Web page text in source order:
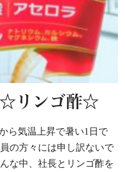
☆リンゴ酢☆
ら気温上昇で暑い1日で
の方々には申し訳ないで
な中、社長とリンゴ酢を